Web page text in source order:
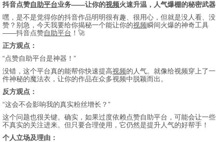
抖音点赞自助平台业务——让你的视频火速升温，人气爆棚的秘密武器
嘿，是不是觉得你的抖音作品明明很有趣、很用心，但就是没人看、没
赞？别急，今天我要给你揭秘一个能让你的视频瞬间火爆的神奇工具
——抖音点赞自助平台 ！🚀
正方观点：
“点赞自助平台是神器！”
没错，这个平台真的能帮你快速提高视频的人气。就像给视频穿上了一
件神秘的魔法衣，让你的作品在众多视频中脱颖而出。
反方观点：
“这会不会影响我的真实粉丝增长？”
这个问题也很关键。确实，如果过度依赖点赞自助平台，可能会让一些
不真实的关注进来。但只要合理使用，它仍然是提升人气的好帮手！
个人立场及理由：